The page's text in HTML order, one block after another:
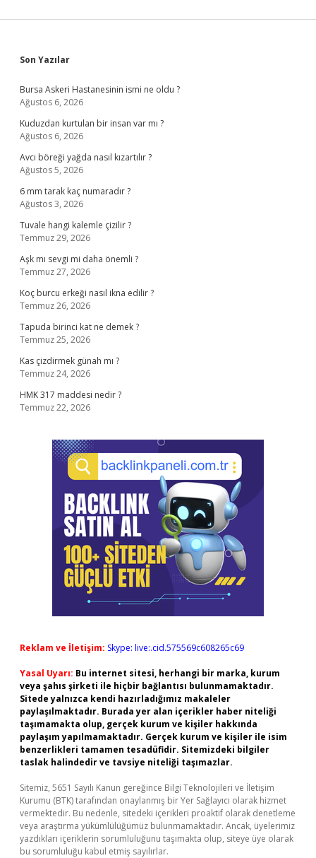
Sidebar
Son Yazılar
Bursa Askeri Hastanesinin ismi ne oldu ?
Ağustos 6, 2026
Kuduzdan kurtulan bir insan var mı ?
Ağustos 6, 2026
Avcı böreği yağda nasıl kızartılır ?
Ağustos 5, 2026
6 mm tarak kaç numaradır ?
Ağustos 3, 2026
Tuvale hangi kalemle çizilir ?
Temmuz 29, 2026
Aşk mı sevgi mi daha önemli ?
Temmuz 27, 2026
Koç burcu erkeği nasıl ikna edilir ?
Temmuz 26, 2026
Tapuda birinci kat ne demek ?
Temmuz 25, 2026
Kas çizdirmek günah mı ?
Temmuz 24, 2026
HMK 317 maddesi nedir ?
Temmuz 22, 2026
Reklam ve İletişim: Skype: live:.cid.575569c608265c69
Yasal Uyarı: Bu internet sitesi, herhangi bir marka, kurum
veya şahıs şirketi ile hiçbir bağlantısı bulunmamaktadır.
Sitede yalnızca kendi hazırladığımız makaleler
paylaşılmaktadır. Burada yer alan içerikler haber niteliği
taşımamakta olup, gerçek kurum ve kişiler hakkında
paylaşım yapılmamaktadır. Gerçek kurum ve kişiler ile isim
benzerlikleri tamamen tesadüfidir. Sitemizdeki bilgiler
taslak halindedir ve tavsiye niteliği taşımazlar.
Sitemiz, 5651 Sayılı Kanun gereğince Bilgi Teknolojileri ve İletişim
Kurumu (BTK) tarafından onaylanmış bir Yer Sağlayıcı olarak hizmet
vermektedir. Bu nedenle, sitedeki içerikleri proaktif olarak denetleme
veya araştırma yükümlülüğümüz bulunmamaktadır. Ancak, üyelerimiz
yazdıkları içeriklerin sorumluluğunu taşımakta olup, siteye üye olarak
bu sorumluluğu kabul etmiş sayılırlar.